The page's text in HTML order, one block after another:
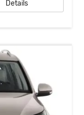
Details